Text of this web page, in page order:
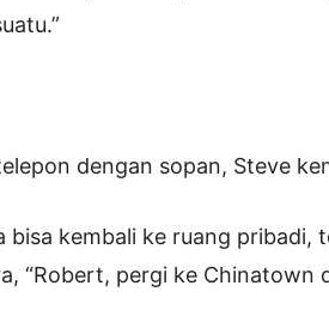
dengan sopan, Steve
bisa kembali ke ruang pribadi,
“Robert, pergi ke Chinatown